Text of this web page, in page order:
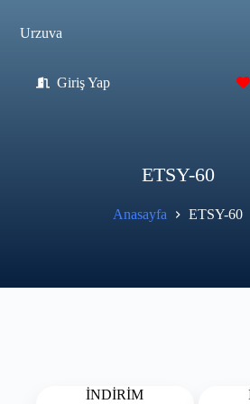
Urzuva
Giriş Yap
ETSY-60
Anasayfa ETSY-60
İNDİRİM